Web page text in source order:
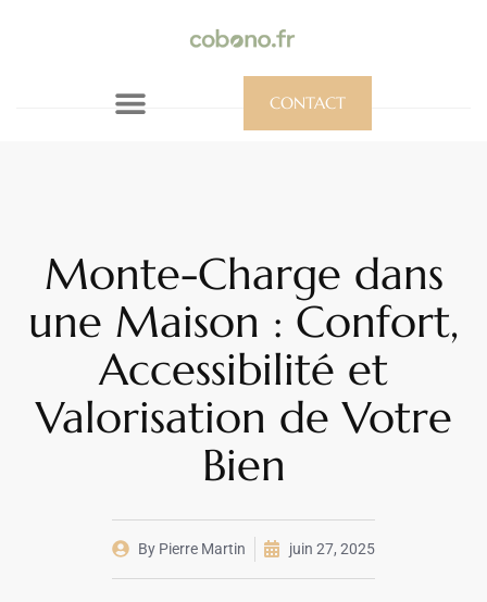
CONTACT
Monte-Charge dans
une Maison : Confort,
Accessibilité et
Valorisation de Votre
Bien
By Pierre Martin juin 27, 2025